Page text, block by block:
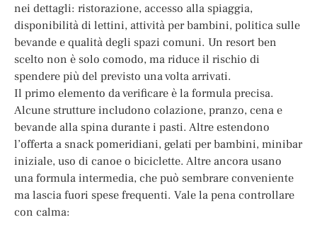
nei dettagli: ristorazione, accesso alla spiaggia,
disponibilità di lettini, attività per bambini, politica sulle
bevande e qualità degli spazi comuni. Un resort ben
scelto non è solo comodo, ma riduce il rischio di
spendere più del previsto una volta arrivati.
Il primo elemento da verificare è la formula precisa.
Alcune strutture includono colazione, pranzo, cena e
bevande alla spina durante i pasti. Altre estendono
l’offerta a snack pomeridiani, gelati per bambini, minibar
iniziale, uso di canoe o biciclette. Altre ancora usano
una formula intermedia, che può sembrare conveniente
ma lascia fuori spese frequenti. Vale la pena controllare
con calma: